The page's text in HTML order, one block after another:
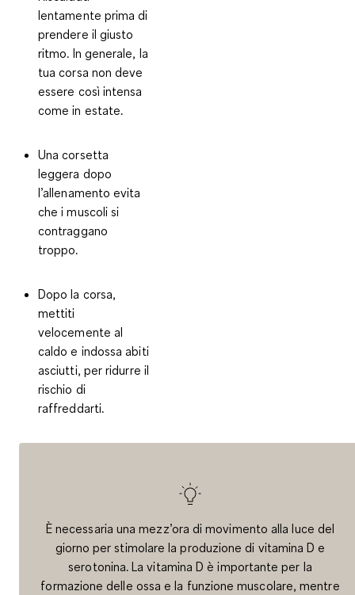
lentamente prima di
prendere il giusto
ritmo. In generale, la
tua corsa non deve
essere così intensa
come in estate.
Una corsetta
leggera dopo
l’allenamentoevita
che i muscoli si
contraggano
troppo.
Dopo la corsa,
mettiti
velocemente al
caldo e indossa abiti
asciutti, per ridurre il
rischio di
raffreddarti.
È necessaria una mezz’ora di movimento alla luce del
giorno per stimolare la produzione di vitamina D e
serotonina. La vitamina D è importante per la
formazione delle ossa e la funzione muscolare, mentre